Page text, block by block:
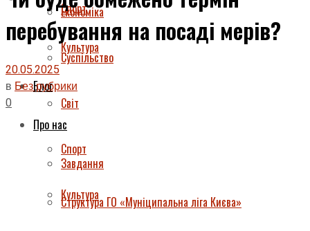
Спорт
Культура
Блог
Про нас
Завдання
Структура ГО «Муніципальна ліга Києва»
Економіка
Суспільство
Світ
Спорт
Культура
перебування на посаді мерів?
20.05.2025
в Без рубрики
0